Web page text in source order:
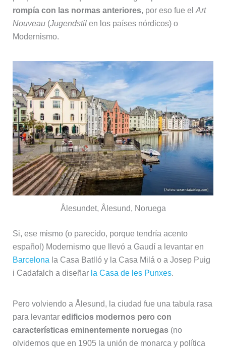
rompía con las normas anteriores, por eso fue el Art
Nouveau(Jugendstilen los países nórdicos) o
Modernismo.
Ålesundet, Ålesund, Noruega
Si, ese mismo (o parecido, porque tendría acento
español) Modernismo que llevó a Gaudí a levantar en
Barcelona la Casa Batlló y la Casa Milá o a Josep Puig
i Cadafalch a diseñar la Casa de les Punxes.
Pero volviendo a Ålesund, la ciudad fue una tabula rasa
para levantar edificios modernos pero con
características eminentemente noruegas(no
olvidemos que en 1905 la unión de monarca y política